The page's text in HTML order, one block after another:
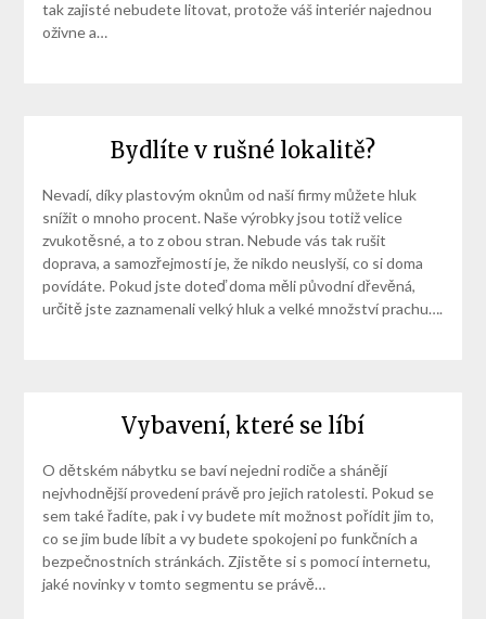
tak zajisté nebudete litovat, protože váš interiér najednou
oživne a…
Bydlíte v rušné lokalitě?
Nevadí, díky plastovým oknům od naší firmy můžete hluk
snížit o mnoho procent. Naše výrobky jsou totiž velice
zvukotěsné, a to z obou stran. Nebude vás tak rušit
doprava, a samozřejmostí je, že nikdo neuslyší, co si doma
povídáte. Pokud jste doteď doma měli původní dřevěná,
určitě jste zaznamenali velký hluk a velké množství prachu….
Vybavení, které se líbí
O dětském nábytku se baví nejedni rodiče a shánějí
nejvhodnější provedení právě pro jejich ratolesti. Pokud se
sem také řadíte, pak i vy budete mít možnost pořídit jim to,
co se jim bude líbit a vy budete spokojeni po funkčních a
bezpečnostních stránkách. Zjistěte si s pomocí internetu,
jaké novinky v tomto segmentu se právě…